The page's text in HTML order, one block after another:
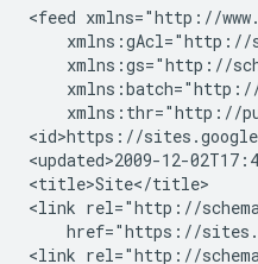
<feed xmlns="http://
xmlns:gs="http://
xmlns:thr="http://
<id>https://
<updated>2009-12-
<title>Site</title>
<link rel="http://
href="https://
<link rel="http://